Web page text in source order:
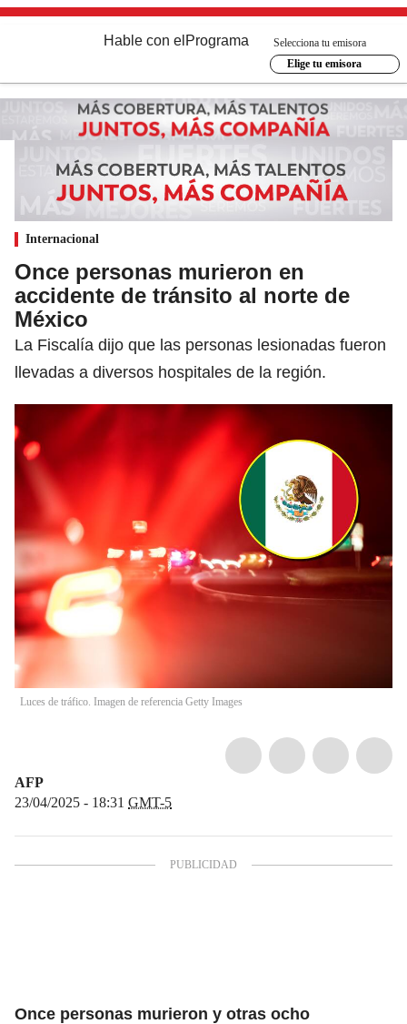
Hable con el Programa
Selecciona tu emisora
Elige tu emisora
Internacional
Once personas murieron en
accidente de tránsito al norte de
México
La Fiscalía dijo que las personas lesionadas fueron
llevadas a diversos hospitales de la región.
Luces de tráfico. Imagen de referencia Getty Images
AFP
23/04/2025 - 18:31 GMT-5
Once personas murieron y otras ocho